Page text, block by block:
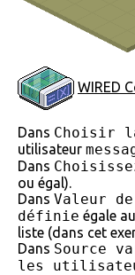
WIRED
Dans Choisir
utilisateur
Dans
ou égal).
Dans Valeur
définie égale
liste (dans cet
Dans Source
les